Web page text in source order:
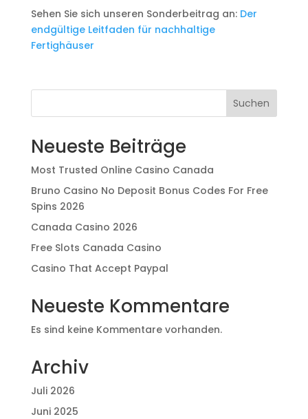
Sehen Sie sich unseren Sonderbeitrag an: Der
endgültige Leitfaden für nachhaltige
Fertighäuser
Suchen
Neueste Beiträge
Most Trusted Online Casino Canada
Bruno Casino No Deposit Bonus Codes For Free
Spins 2026
Canada Casino 2026
Free Slots Canada Casino
Casino That Accept Paypal
Neueste Kommentare
Es sind keine Kommentare vorhanden.
Archiv
Juli 2026
Juni 2025